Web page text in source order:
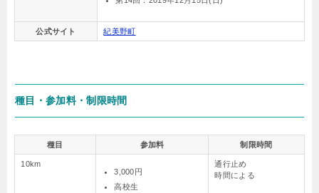
公式サイト 紀美野町
種目・参加料・制限時間
種目 参加料 制限時間
10km
3,000円
高校生
通行止め
時間による